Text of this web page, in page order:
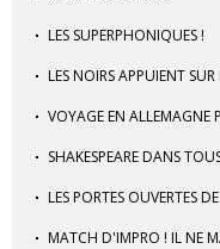
LES SUPERPHONIQUES !
LES NOIRS APPUIENT
VOYAGE EN ALLEMAGNE
SHAKESPEARE DANS
LES PORTES OUVERTES
MATCH D'IMPRO ! IL NE